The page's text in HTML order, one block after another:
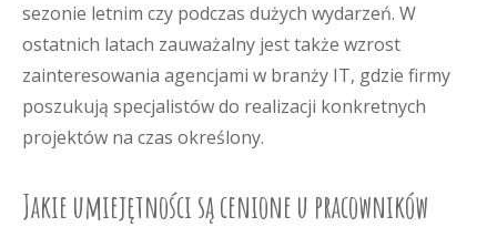
sezonie letnim czy podczas dużych wydarzeń. W
ostatnich latach zauważalny jest także wzrost
zainteresowania agencjami w branży IT, gdzie firmy
poszukują specjalistów do realizacji konkretnych
projektów na czas określony.
Jakie umiejętności są cenione u pracowników